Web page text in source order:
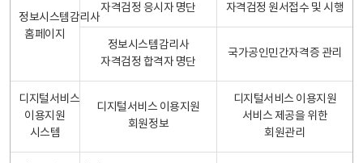
정보시스템감리사
홈페이지
자격검정 응시자 명단
자격검정 원서접수 및 시행
정보시스템감리사
자격검정 합격자 명단
국가공인민간자격증 관리
디지털서비스
이용지원
시스템
디지털서비스 이용지원
회원정보
디지털서비스 이용지원
서비스 제공을 위한
회원관리